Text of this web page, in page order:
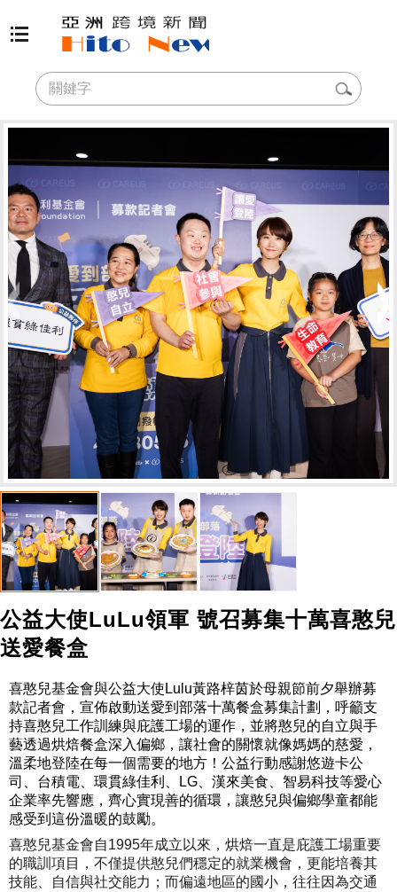
公益大使LuLu領軍 號召募集十萬喜憨兒
送愛餐盒
喜憨兒基金會與公益大使Lulu黃路梓茵於母親節前夕舉辦募
款記者會，宣佈啟動送愛到部落十萬餐盒募集計劃， 呼籲支
持喜憨兒工作訓練與庇護工場的運作， 並將憨兒的自立與手
藝透過烘焙餐盒深入偏鄉， 讓社會的關懷就像媽媽的慈愛，
溫柔地登陸在每一個需要的地方！ 公益行動感謝悠遊卡公
司、台積電、環貫綠佳利、LG、漢來美食、 智易科技等愛心
企業率先響應，齊心實現善的循環， 讓憨兒與偏鄉學童都能
感受到這份溫暖的鼓勵。
喜憨兒基金會自1995年成立以來， 烘焙一直是庇護工場重要
的職訓項目， 不僅提供憨兒們穩定的就業機會，更能培養其
技能、
自信與社交能力；而偏遠地區的國小，往往因為交通